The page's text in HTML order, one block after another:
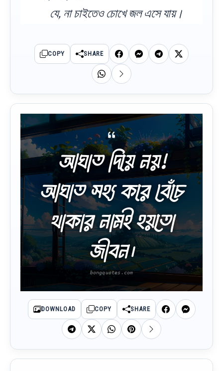
যে, না চাইতেও চোখে জল এসে যায়।
COPY SHARE
আঘাত দিয়ে নয়!
আঘাত সহ্য করে বেঁচে
থাকার নামই হয়তো
জীবন।
DOWNLOAD COPY SHARE